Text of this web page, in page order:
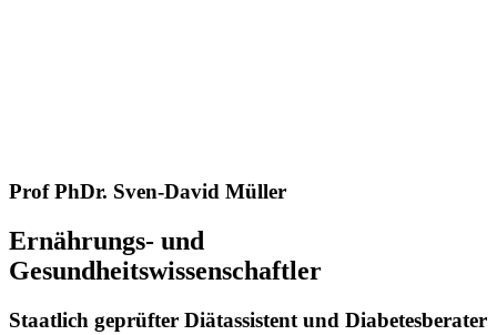
Prof PhDr. Sven-David Müller
Ernährungs- und
Gesundheitswissenschaftler
Staatlich geprüfter Diätassistent und Diabetesberater